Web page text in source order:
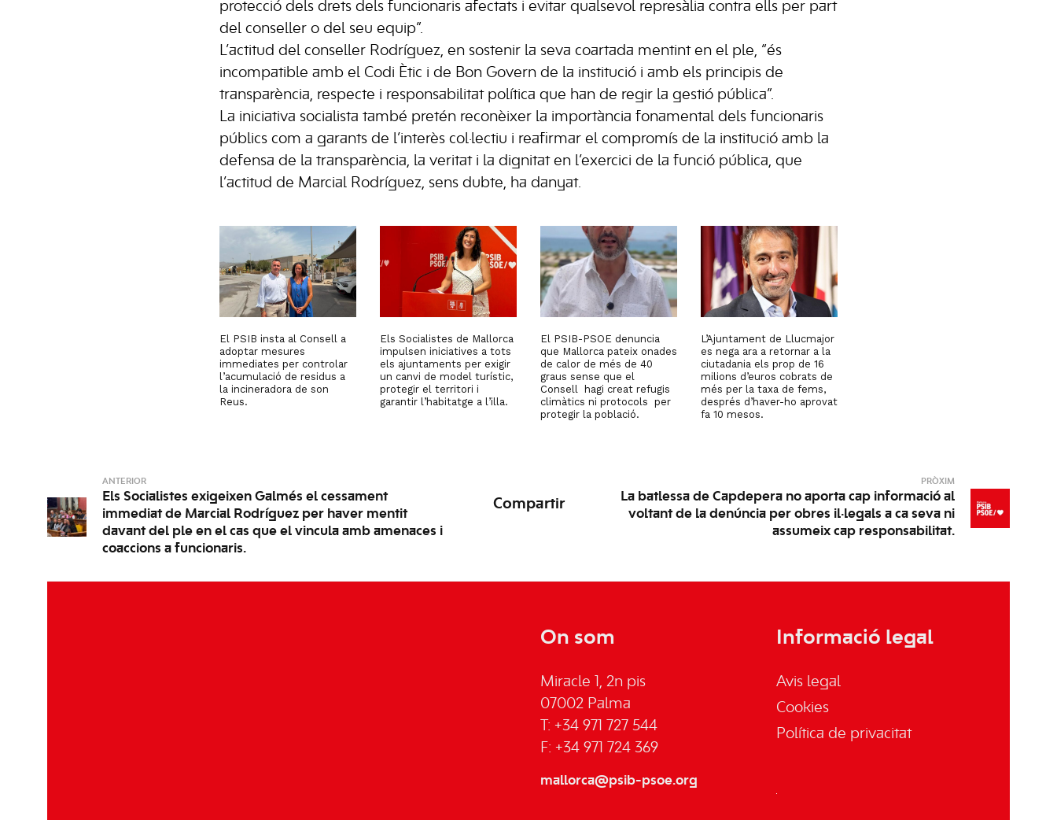
protecció dels drets dels funcionaris afectats i evitar qualsevol represàlia contra ells per part
del conseller o del seu equip”.
L’actitud del conseller Rodríguez, en sostenir la seva coartada mentint en el ple, “és
incompatible amb el Codi Ètic i de Bon Govern de la institució i amb els principis de
transparència, respecte i responsabilitat política que han de regir la gestió pública”.
La iniciativa socialista també pretén reconèixer la importància fonamental dels funcionaris
públics com a garants de l’interès col·lectiu i reafirmar el compromís de la institució amb la
defensa de la transparència, la veritat i la dignitat en l’exercici de la funció pública, que
l’actitud de Marcial Rodríguez, sens dubte, ha danyat.
El PSIB insta al Consell a
adoptar mesures
immediates per controlar
l’acumulació de residus a
la incineradora de son
Reus.
Els Socialistes de Mallorca
impulsen iniciatives a tots
els ajuntaments per exigir
un canvi de model turístic,
protegir el territori i
garantir l’habitatge a l’illa.
El PSIB-PSOE denuncia
que Mallorca pateix onades
de calor de més de 40
graus sense que el
Consell hagi creat refugis
climàtics ni protocols per
protegir la població.
L’Ajuntament de Llucmajor
es nega ara a retornar a la
ciutadania els prop de 16
milions d’euros cobrats de
més per la taxa de fems,
després d’haver-ho aprovat
fa 10 mesos.
ANTERIOR
Els Socialistes exigeixen Galmés el cessament
immediat de Marcial Rodríguez per haver mentit
davant del ple en el cas que el vincula amb amenaces i
coaccions a funcionaris.
Compartir
PRÒXIM
La batlessa de Capdepera no aporta cap informació al
voltant de la denúncia per obres il·legals a ca seva ni
assumeix cap responsabilitat.
On som
Miracle 1, 2n pis
07002 Palma
T: +34 971 727 544
F: +34 971 724 369
mallorca@psib-psoe.org
Informació legal
Avis legal
Cookies
Política de privacitat